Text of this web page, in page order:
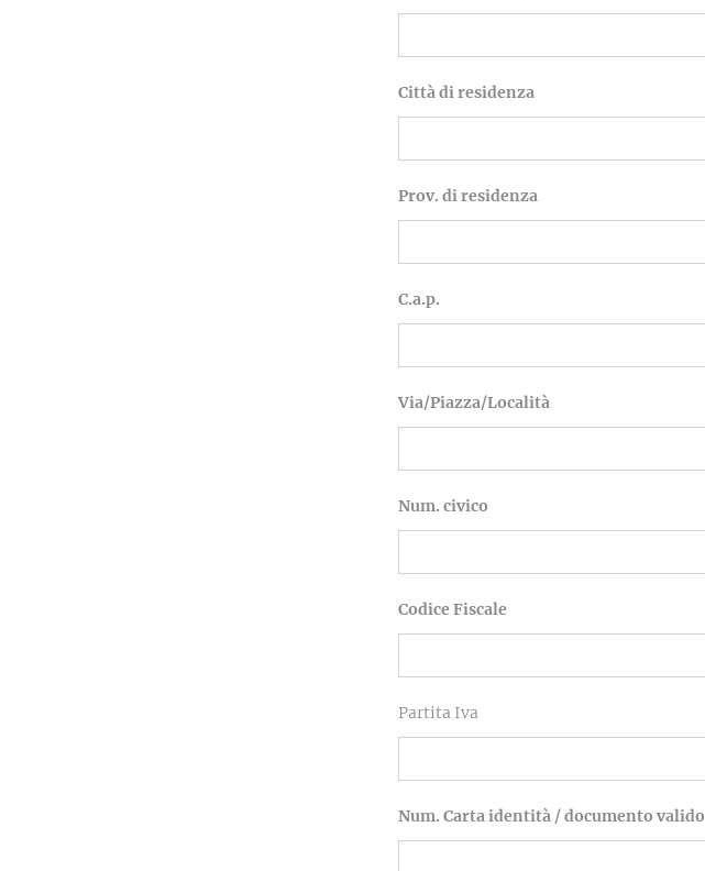
Città di residenza
Prov. di residenza
C.a.p.
Via/Piazza/Località
Num. civico
Codice Fiscale
Partita Iva
Num. Carta identità / documento valido